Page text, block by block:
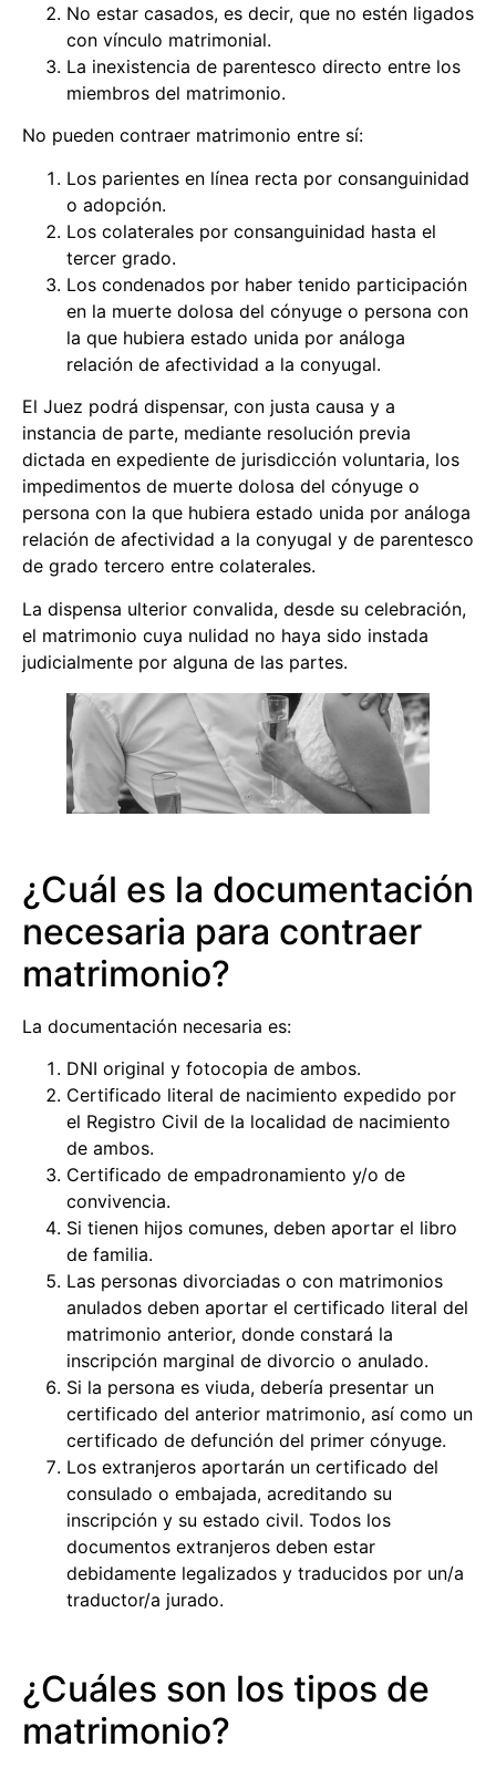
No estar casados, es decir, que no estén ligados
con vínculo matrimonial.
La inexistencia de parentesco directo entre los
miembros del matrimonio.
No pueden contraer matrimonio entre sí:
Los parientes en línea recta por consanguinidad
o adopción.
Los colaterales por consanguinidad hasta el
tercer grado.
Los condenados por haber tenido participación
en la muerte dolosa del cónyuge o persona con
la que hubiera estado unida por análoga
relación de afectividad a la conyugal.
El Juez podrá dispensar, con justa causa y a
instancia de parte, mediante resolución previa
dictada en expediente de jurisdicción voluntaria, los
impedimentos de muerte dolosa del cónyuge o
persona con la que hubiera estado unida por análoga
relación de afectividad a la conyugal y de parentesco
de grado tercero entre colaterales.
La dispensa ulterior convalida, desde su celebración,
el matrimonio cuya nulidad no haya sido instada
judicialmente por alguna de las partes.
¿Cuál es la documentación
necesaria para contraer
matrimonio?
La documentación necesaria es:
DNI original y fotocopia de ambos.
Certificado literal de nacimiento expedido por
el Registro Civil de la localidad de nacimiento
de ambos.
Certificado de empadronamiento y/o de
convivencia.
Si tienen hijos comunes, deben aportar el libro
de familia.
Las personas divorciadas o con matrimonios
anulados deben aportar el certificado literal del
matrimonio anterior, donde constará la
inscripción marginal de divorcio o anulado.
Si la persona es viuda, debería presentar un
certificado del anterior matrimonio, así como un
certificado de defunción del primer cónyuge.
Los extranjeros aportarán un certificado del
consulado o embajada, acreditando su
inscripción y su estado civil. Todos los
documentos extranjeros deben estar
debidamente legalizados y traducidos por un/a
traductor/a jurado.
¿Cuáles son los tipos de
matrimonio?